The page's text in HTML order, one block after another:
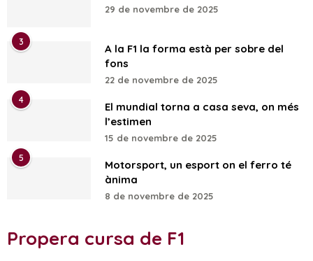
29 de novembre de 2025
3
A la F1 la forma està per sobre del
fons
22 de novembre de 2025
4
El mundial torna a casa seva, on més
l’estimen
15 de novembre de 2025
5
Motorsport, un esport on el ferro té
ànima
8 de novembre de 2025
Propera cursa de F1